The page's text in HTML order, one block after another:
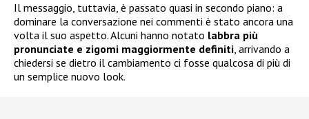
Il messaggio, tuttavia, è passato quasi in secondo piano: a
dominare la conversazione nei commenti è stato ancora una
volta il suo aspetto. Alcuni hanno notato labbra più
pronunciate e zigomi maggiormente definiti, arrivando a
chiedersi se dietro il cambiamento ci fosse qualcosa di più di
un semplice nuovo look.